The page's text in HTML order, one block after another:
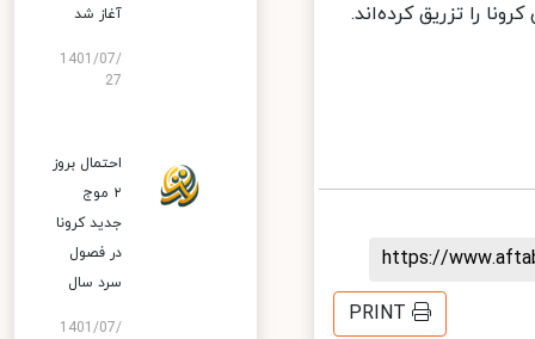
https://
PRINT
آغاز شد
1401/07/
27
احتمال بروز
۲ موج
جدید کرونا
در فصول
سرد سال
1401/07/